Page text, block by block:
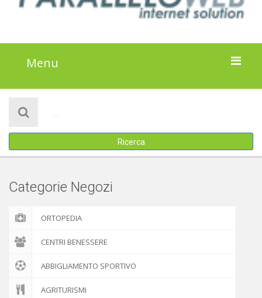
Menu
ATTIVITÀ
IL PROGETTO
Ricerca
Categorie Negozi
ORTOPEDIA
CENTRI BENESSERE
ABBIGLIAMENTO SPORTIVO
AGRITURISMI